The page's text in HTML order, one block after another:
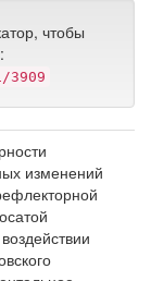
чтобы
изменений